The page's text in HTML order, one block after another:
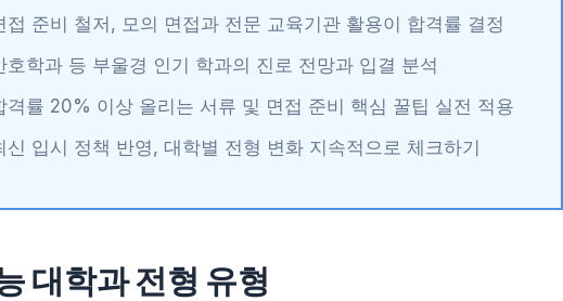
접 준비 철저, 모의 면접과 전문 교육기관 활용이 합격률 결정
호학과 등 부울경 인기 학과의 진로 전망과 입결 분석
격률 20% 이상 올리는 서류 및 면접 준비 핵심 꿀팁 실전 적용
신 입시 정책 반영, 대학별 전형 변화 지속적으로 체크하기
대학과 전형 유형